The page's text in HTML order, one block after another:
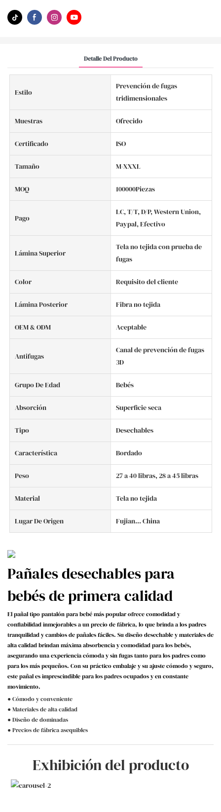
Detalle Del Producto
Estilo
Prevención de fugas
tridimensionales
Muestras Ofrecido
Certificado ISO
Tamaño M-XXXL
MOQ 100000Piezas
Pago
LC, T/T, D/P, Western Union,
Paypal, Efectivo
Lámina Superior
Tela no tejida con prueba de
fugas
Color Requisito del cliente
Lámina Posterior Fibra no tejida
OEM & ODM Aceptable
Antifugas
Canal de prevención de fugas
3D
Grupo De Edad Bebés
Absorción Superficie seca
Tipo Desechables
Característica Bordado
Peso 27 a 40 libras, 28 a 45 libras
Material Tela no tejida
Lugar De Origen Fujian... China
Pañales desechables para
bebés de primera calidad
El pañal tipo pantalón para bebé más popular ofrece comodidad y
confiabilidad inmejorables a un precio de fábrica, lo que brinda a los padres
tranquilidad y cambios de pañales fáciles. Su diseño desechable y materiales de
alta calidad brindan máxima absorbencia y comodidad para los bebés,
asegurando una experiencia cómoda y sin fugas tanto para los padres como
para los más pequeños. Con su práctico embalaje y su ajuste cómodo y seguro,
este pañal es imprescindible para los padres ocupados y en constante
movimiento.
● Cómodo y conveniente
● Materiales de alta calidad
● Diseño de dominadas
● Precios de fábrica asequibles
Exhibición del producto